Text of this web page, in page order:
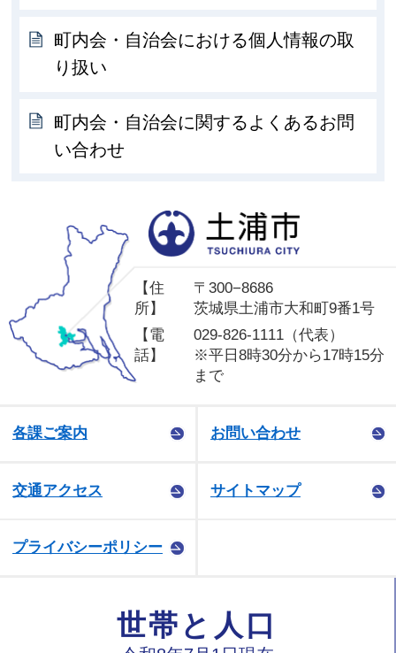
町内会・自治会における個人情報の取
り扱い
町内会・自治会に関するよくあるお問
い合わせ
【住
所】
〒300−8686
茨城県土浦市大和町9番1号
【電
話】
029-826-1111（代表）
※平日8時30分から17時15分
まで
各課ご案内 お問い合わせ
交通アクセス サイトマップ
プライバシーポリシー